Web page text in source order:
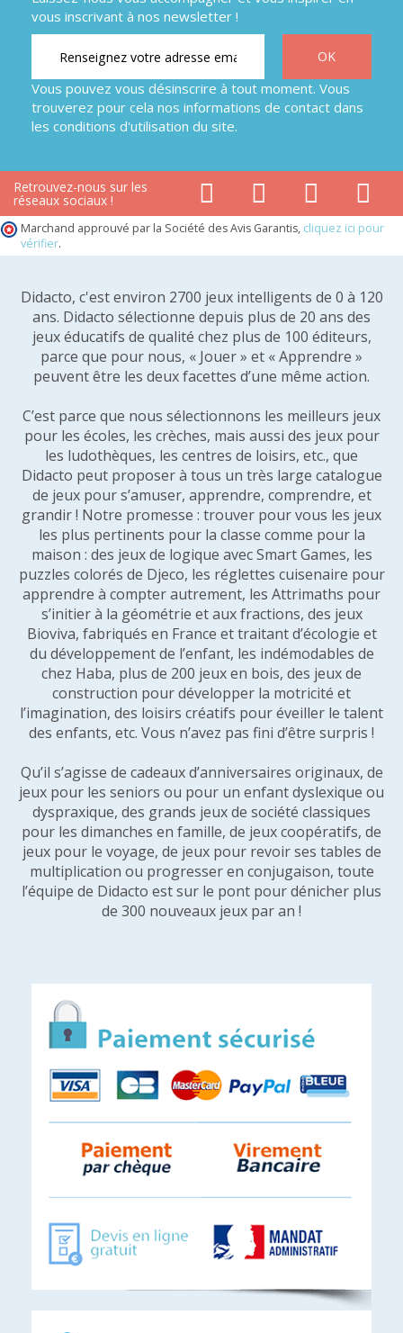
vous inscrivant à nos newsletter !
Vous pouvez vous désinscrire à tout moment. Vous
trouverez pour cela nos informations de contact dans
les conditions d'utilisation du site.
Retrouvez-nous sur les
réseaux sociaux !
Marchand approuvé par la Société des Avis Garantis, cliquez ici pour
vérifier.
Didacto, c'est environ 2700 jeux intelligents de 0 à 120
ans. Didacto sélectionne depuis plus de 20 ans des
jeux éducatifs de qualité chez plus de 100 éditeurs,
parce que pour nous, « Jouer » et « Apprendre »
peuvent être les deux facettes d’une même action.
C’est parce que nous sélectionnons les meilleurs jeux
pour les écoles, les crèches, mais aussi des jeux pour
les ludothèques, les centres de loisirs, etc., que
Didacto peut proposer à tous un très large catalogue
de jeux pour s’amuser, apprendre, comprendre, et
grandir ! Notre promesse : trouver pour vous les jeux
les plus pertinents pour la classe comme pour la
maison : des jeux de logique avec Smart Games, les
puzzles colorés de Djeco, les réglettes cuisenaire pour
apprendre à compter autrement, les Attrimaths pour
s’initier à la géométrie et aux fractions, des jeux
Bioviva, fabriqués en France et traitant d’écologie et
du développement de l’enfant, les indémodables de
chez Haba, plus de 200 jeux en bois, des jeux de
construction pour développer la motricité et
l’imagination, des loisirs créatifs pour éveiller le talent
des enfants, etc. Vous n’avez pas fini d’être surpris !
Qu’il s’agisse de cadeaux d’anniversaires originaux, de
jeux pour les seniors ou pour un enfant dyslexique ou
dyspraxique, des grands jeux de société classiques
pour les dimanches en famille, de jeux coopératifs, de
jeux pour le voyage, de jeux pour revoir ses tables de
multiplication ou progresser en conjugaison, toute
l’équipe de Didacto est sur le pont pour dénicher plus
de 300 nouveaux jeux par an !